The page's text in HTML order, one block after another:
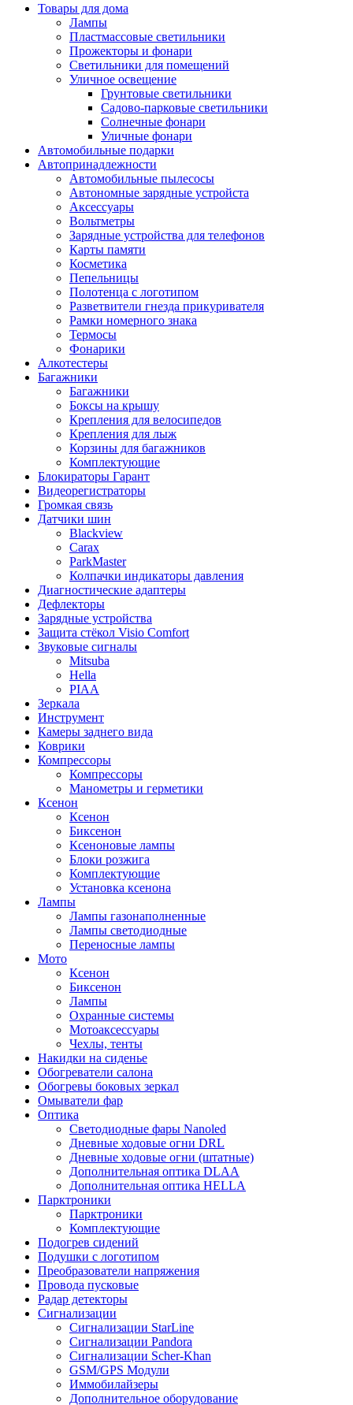
Товары для дома
Лампы
Пластмассовые светильники
Прожекторы и фонари
Светильники для помещений
Уличное освещение
Грунтовые светильники
Садово-парковые светильники
Солнечные фонари
Уличные фонари
Автомобильные подарки
Автопринадлежности
Автомобильные пылесосы
Автономные зарядные устройста
Аксессуары
Вольтметры
Зарядные устройства для телефонов
Карты памяти
Косметика
Пепельницы
Полотенца с логотипом
Разветвители гнезда прикуривателя
Рамки номерного знака
Термосы
Фонарики
Алкотестеры
Багажники
Багажники
Боксы на крышу
Крепления для велосипедов
Крепления для лыж
Корзины для багажников
Комплектующие
Блокираторы Гарант
Видеорегистраторы
Громкая связь
Датчики шин
Blackview
Carax
ParkMaster
Колпачки индикаторы давления
Диагностические адаптеры
Дефлекторы
Зарядные устройства
Защита стёкол Visio Comfort
Звуковые сигналы
Mitsuba
Hella
PIAA
Зеркала
Инструмент
Камеры заднего вида
Коврики
Компрессоры
Компрессоры
Манометры и герметики
Ксенон
Ксенон
Биксенон
Ксеноновые лампы
Блоки розжига
Комплектующие
Установка ксенона
Лампы
Лампы газонаполненные
Лампы светодиодные
Переносные лампы
Мото
Ксенон
Биксенон
Лампы
Охранные системы
Мотоаксессуары
Чехлы, тенты
Накидки на сиденье
Обогреватели салона
Обогревы боковых зеркал
Омыватели фар
Оптика
Светодиодные фары Nanoled
Дневные ходовые огни DRL
Дневные ходовые огни (штатные)
Дополнительная оптика DLAA
Дополнительная оптика HELLA
Парктроники
Парктроники
Комплектующие
Подогрев сидений
Подушки с логотипом
Преобразователи напряжения
Провода пусковые
Радар детекторы
Сигнализации
Сигнализации StarLine
Сигнализации Pandora
Сигнализации Scher-Khan
GSM/GPS Модули
Иммобилайзеры
Дополнительное оборудование